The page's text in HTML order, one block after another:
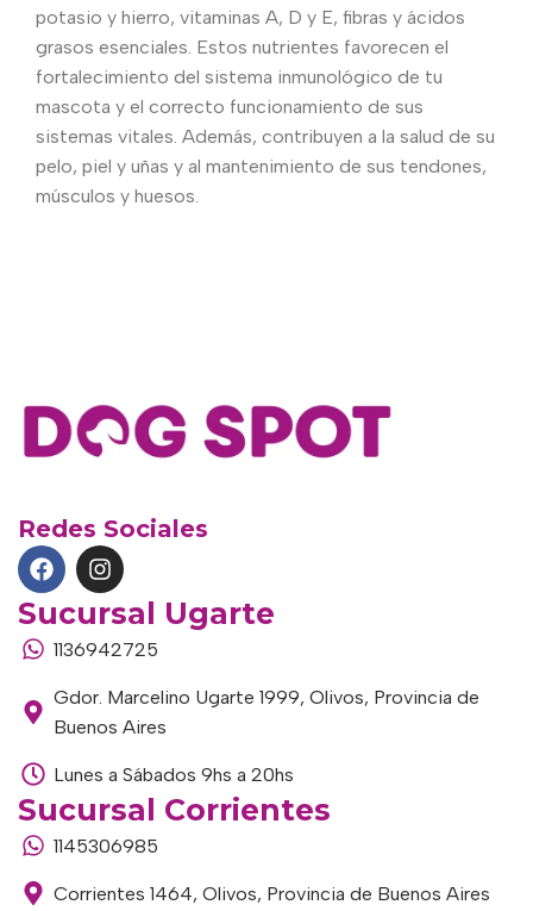
potasio y hierro, vitaminas A, D y E, fibras y ácidos
grasos esenciales. Estos nutrientes favorecen el
fortalecimiento del sistema inmunológico de tu
mascota y el correcto funcionamiento de sus
sistemas vitales. Además, contribuyen a la salud de su
pelo, piel y uñas y al mantenimiento de sus tendones,
músculos y huesos.
Redes Sociales
Sucursal Ugarte
1136942725
Gdor. Marcelino Ugarte 1999, Olivos, Provincia de
Buenos Aires
Lunes a Sábados 9hs a 20hs
Sucursal Corrientes
1145306985
Corrientes 1464, Olivos, Provincia de Buenos Aires